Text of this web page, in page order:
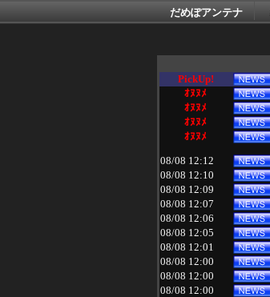
だめぽアンテナ
PickUp!
ｵﾇﾇﾒ
ｵﾇﾇﾒ
ｵﾇﾇﾒ
ｵﾇﾇﾒ
08/08 12:12
08/08 12:10
08/08 12:09
08/08 12:07
08/08 12:06
08/08 12:05
08/08 12:01
08/08 12:00
08/08 12:00
08/08 12:00